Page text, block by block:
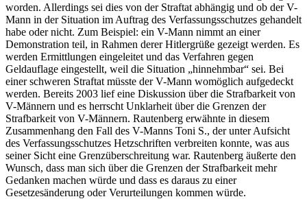
worden. Allerdings sei dies von der Straftat abhängig und ob der V-
Mann in der Situation im Auftrag des Verfassungsschutzes gehandelt
habe oder nicht. Zum Beispiel: ein V-Mann nimmt an einer
Demonstration teil, in Rahmen derer Hitlergrüße gezeigt werden. Es
werden Ermittlungen eingeleitet und das Verfahren gegen
Geldauflage eingestellt, weil die Situation „hinnehmbar“ sei. Bei
einer schweren Straftat müsste der V-Mann womöglich aufgedeckt
werden. Bereits 2003 lief eine Diskussion über die Strafbarkeit von
V-Männern und es herrscht Unklarheit über die Grenzen der
Strafbarkeit von V-Männern. Rautenberg erwähnte in diesem
Zusammenhang den Fall des V-Manns Toni S., der unter Aufsicht
des Verfassungsschutzes Hetzschriften verbreiten konnte, was aus
seiner Sicht eine Grenzüberschreitung war. Rautenberg äußerte den
Wunsch, dass man sich über die Grenzen der Strafbarkeit mehr
Gedanken machen würde und dass es daraus zu einer
Gesetzesänderung oder Verurteilungen kommen würde.